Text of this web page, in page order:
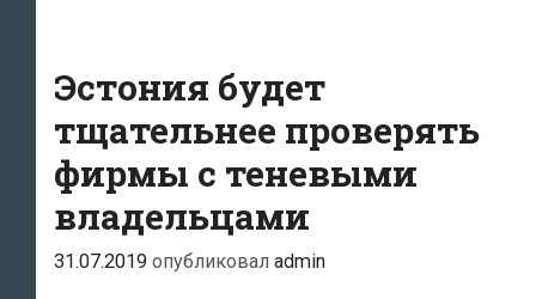
Эстония будет
тщательнее проверять
фирмы с теневыми
владельцами
31.07.2019 опубликовал admin